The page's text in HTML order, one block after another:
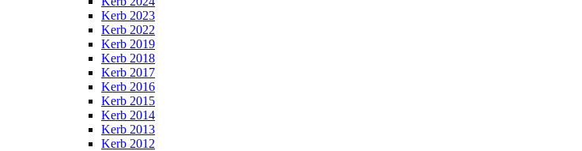
Kerb 2023
Kerb 2022
Kerb 2019
Kerb 2018
Kerb 2017
Kerb 2016
Kerb 2015
Kerb 2014
Kerb 2013
Kerb 2012